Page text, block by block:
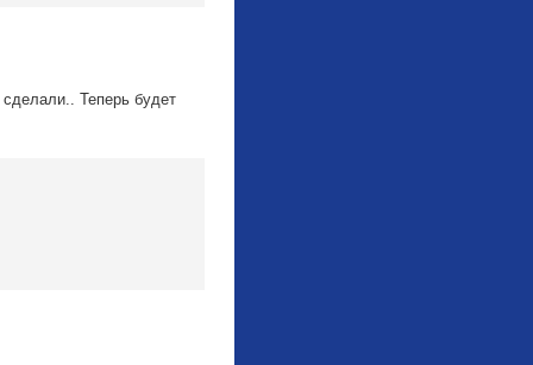
Теперь будет